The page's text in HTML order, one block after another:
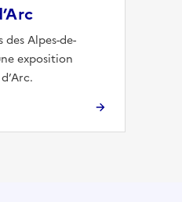
des Alpes-de-
exposition